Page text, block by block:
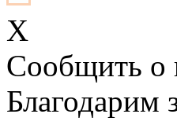
X
Cообщить о
Благодарим